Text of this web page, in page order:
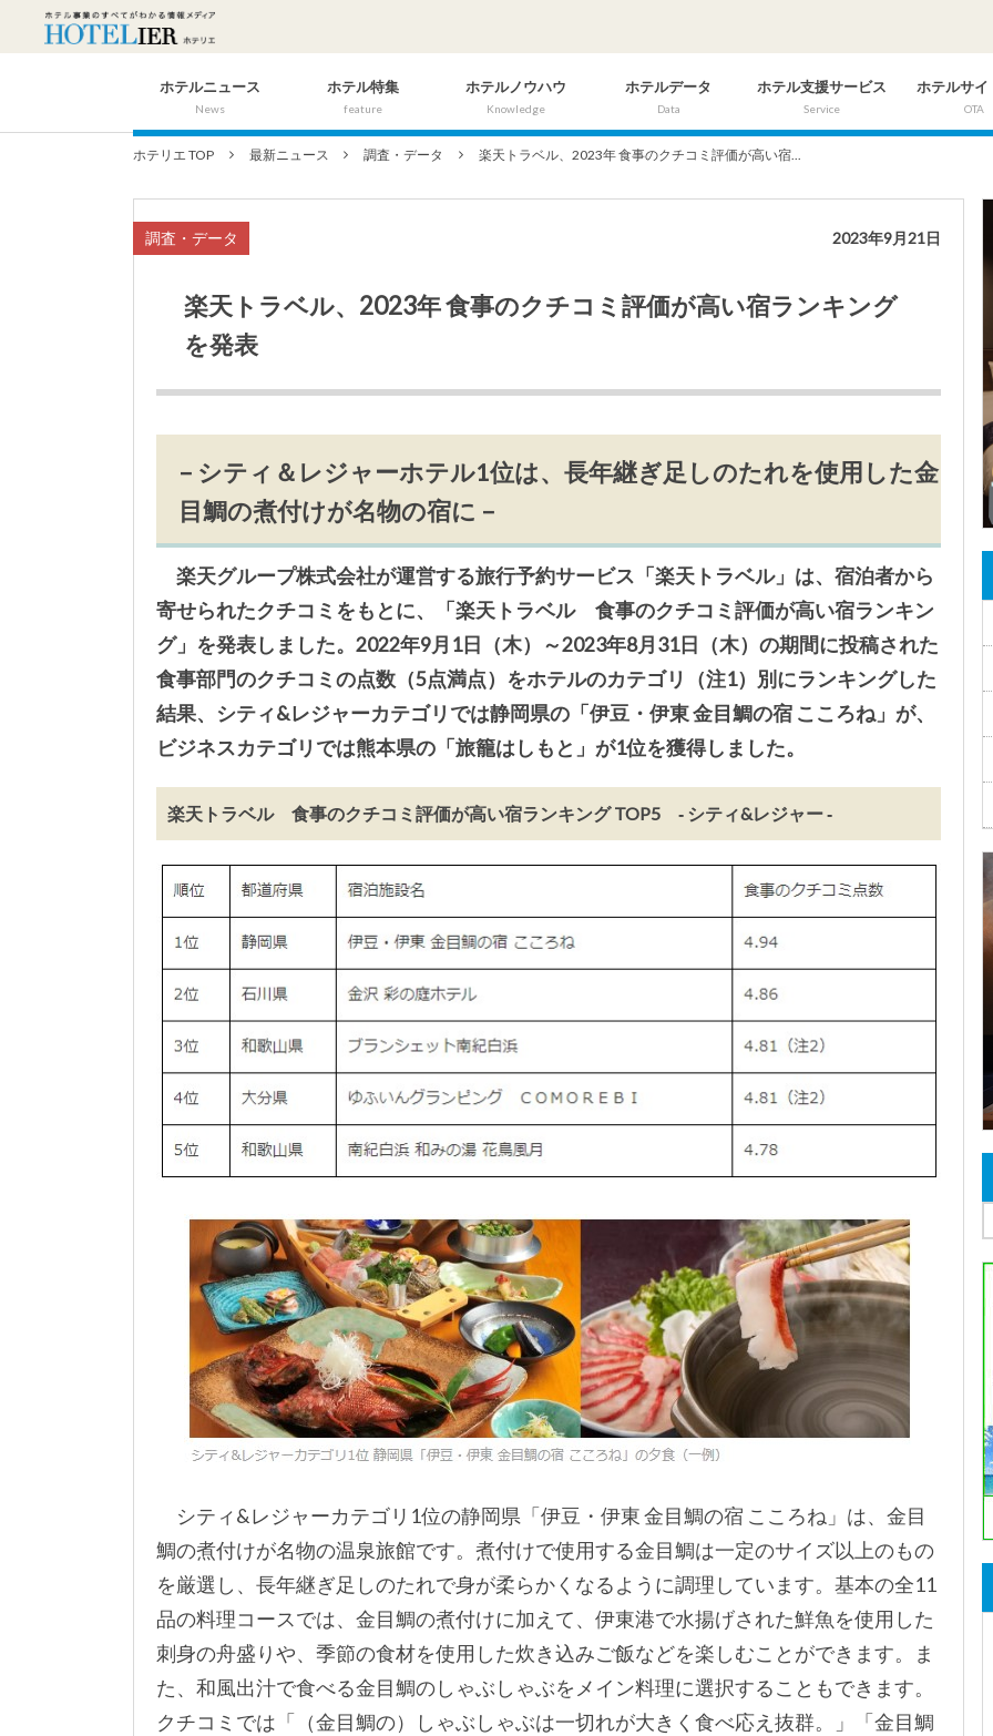
ホテルニュース
News
ホテル特集
feature
ホテルノウハウ
Knowledge
ホテルデータ
Data
ホテル支援サービス
Service
ホテルサイ
OTA
ホテリエ TOP 最新ニュース 調査・データ 楽天トラベル、2023年 食事のクチコミ評価が高い宿...
調査・データ 2023年9月21日
楽天トラベル、2023年 食事のクチコミ評価が高い宿ランキング
を発表
– シティ＆レジャーホテル1位は、長年継ぎ足しのたれを使用した金
目鯛の煮付けが名物の宿に –
楽天グループ株式会社が運営する旅行予約サービス「楽天トラベル」は、宿泊者から
寄せられたクチコミをもとに、「楽天トラベル 食事のクチコミ評価が高い宿ランキン
グ」を発表しました。2022年9月1日（木）～2023年8月31日（木）の期間に投稿された
食事部門のクチコミの点数（5点満点）をホテルのカテゴリ（注1）別にランキングした
結果、シティ&レジャーカテゴリでは静岡県の「伊豆・伊東 金目鯛の宿 こころね」が、
ビジネスカテゴリでは熊本県の「旅籠はしもと」が1位を獲得しました。
楽天トラベル 食事のクチコミ評価が高い宿ランキング TOP5 ‐ シティ&レジャー ‐
シティ&レジャーカテゴリ1位の静岡県「伊豆・伊東 金目鯛の宿 こころね」は、金目
鯛の煮付けが名物の温泉旅館です。煮付けで使用する金目鯛は一定のサイズ以上のもの
を厳選し、長年継ぎ足しのたれで身が柔らかくなるように調理しています。基本の全11
品の料理コースでは、金目鯛の煮付けに加えて、伊東港で水揚げされた鮮魚を使用した
刺身の舟盛りや、季節の食材を使用した炊き込みご飯などを楽しむことができます。ま
た、和風出汁で食べる金目鯛のしゃぶしゃぶをメイン料理に選択することもできます。
クチコミでは「（金目鯛の）しゃぶしゃぶは一切れが大きく食べ応え抜群。」「金目鯛